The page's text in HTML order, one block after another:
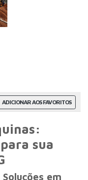
ADICIONAR AOS FAVORITOS
sua
em